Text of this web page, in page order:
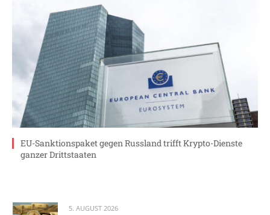
EU-Sanktionspaket gegen Russland trifft Krypto-Dienste
ganzer Drittstaaten
5. AUGUST 2026